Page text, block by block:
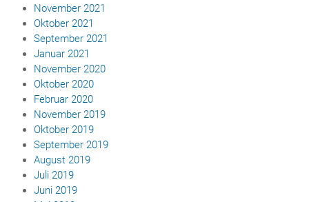
November 2021
Oktober 2021
September 2021
Januar 2021
November 2020
Oktober 2020
Februar 2020
November 2019
Oktober 2019
September 2019
August 2019
Juli 2019
Juni 2019